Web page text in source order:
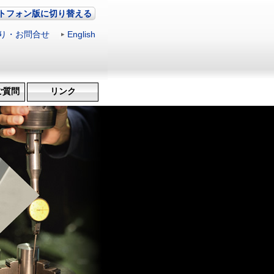
フォン版に切り替える
・お問合せ English
問 リンク